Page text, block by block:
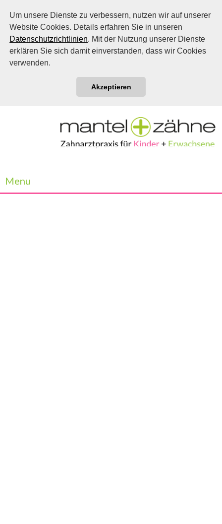
Um unsere Dienste zu verbessern, nutzen wir auf unserer
Website Cookies. Details erfahren Sie in unseren
Datenschutzrichtlinien. Mit der Nutzung unserer Dienste
erklären Sie sich damit einverstanden, dass wir Cookies
verwenden.
Akzeptieren
Menu